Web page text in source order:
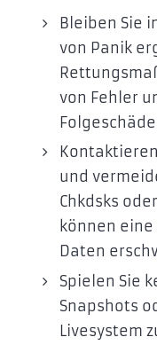
Bleiben Sie
von Panik
von Fehler
und
Chkdsks
können
Daten
Spielen Sie
Snapshots
Livesystem